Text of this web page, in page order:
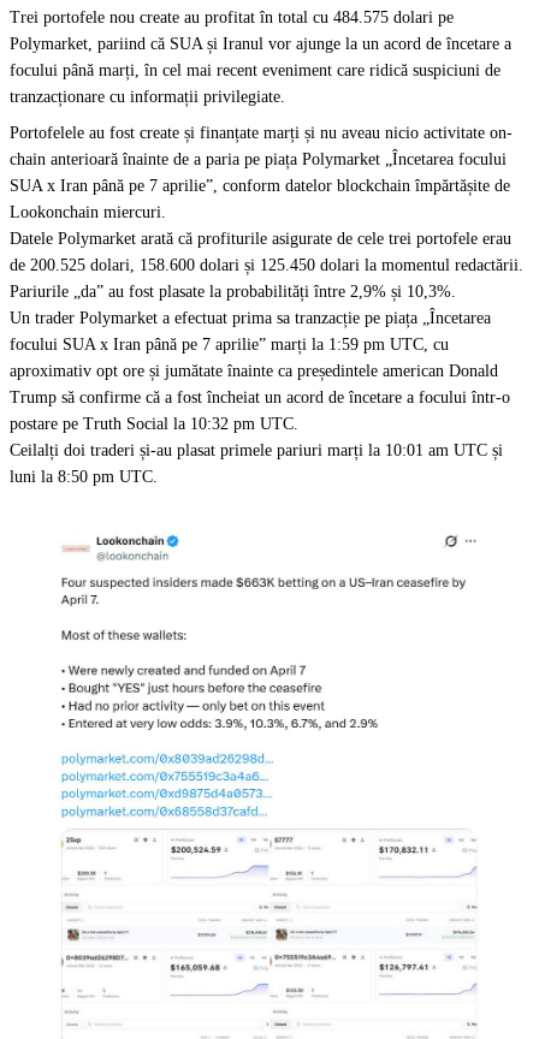
Trei portofele nou create au profitat în total cu 484.575 dolari pe
Polymarket, pariind că SUA și Iranul vor ajunge la un acord de încetare a
focului până marți, în cel mai recent eveniment care ridică suspiciuni de
tranzacționare cu informații privilegiate.
Portofelele au fost create și finanțate marți și nu aveau nicio activitate on-
chain anterioară înainte de a paria pe piața Polymarket „Încetarea focului
SUA x Iran până pe 7 aprilie”, conform datelor blockchain împărtășite de
Lookonchain miercuri.
Datele Polymarket arată că profiturile asigurate de cele trei portofele erau
de 200.525 dolari, 158.600 dolari și 125.450 dolari la momentul redactării.
Pariurile „da” au fost plasate la probabilități între 2,9% și 10,3%.
Un trader Polymarket a efectuat prima sa tranzacție pe piața „Încetarea
focului SUA x Iran până pe 7 aprilie” marți la 1:59 pm UTC, cu
aproximativ opt ore și jumătate înainte ca președintele american Donald
Trump să confirme că a fost încheiat un acord de încetare a focului într-o
postare pe Truth Social la 10:32 pm UTC.
Ceilalți doi traderi și-au plasat primele pariuri marți la 10:01 am UTC și
luni la 8:50 pm UTC.